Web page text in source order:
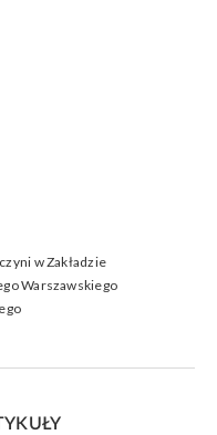
w Zakładzie
Warszawskiego